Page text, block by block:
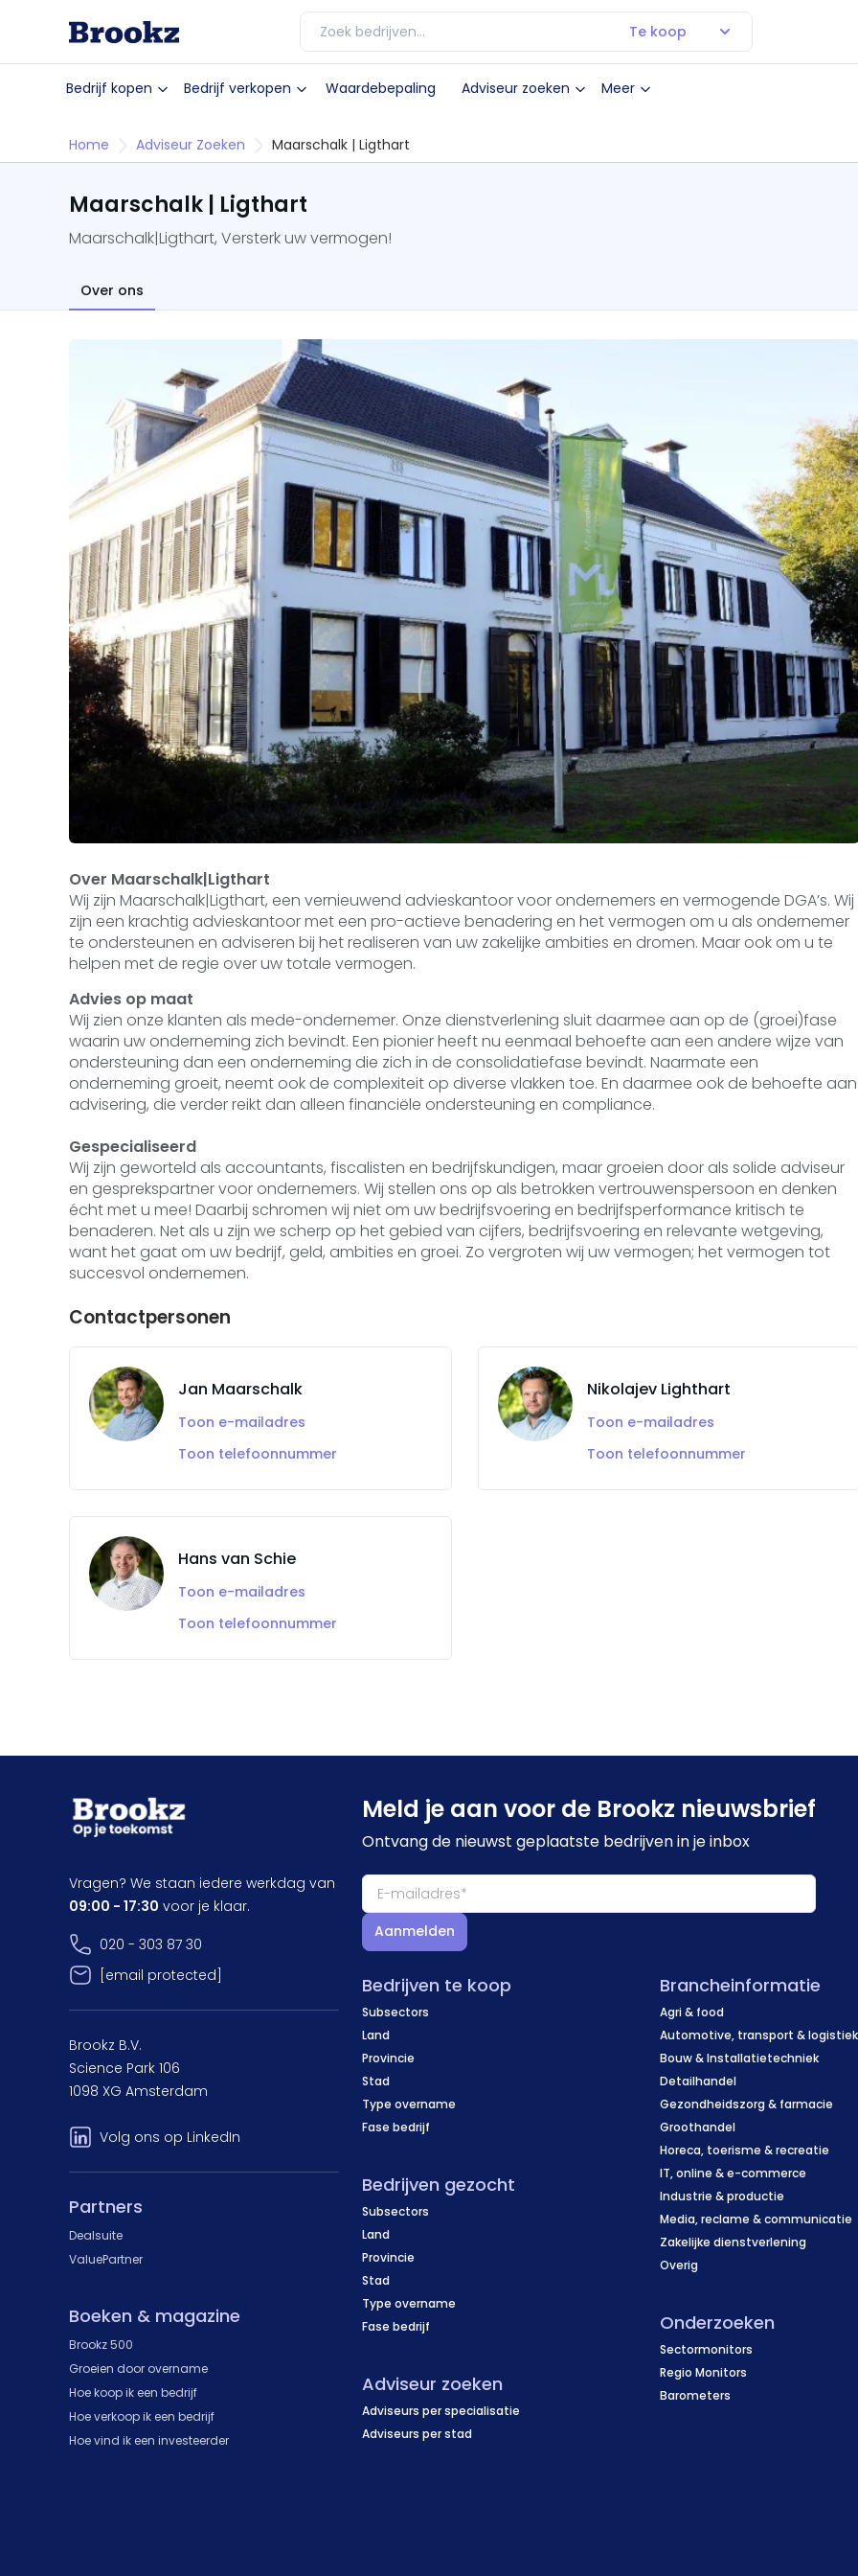
Te koop
Bedrijf kopen Bedrijf verkopen Waardebepaling Adviseur zoeken Meer
Home Adviseur Zoeken Maarschalk | Ligthart
Maarschalk | Ligthart
Maarschalk|Ligthart, Versterk uw vermogen!
Over ons
Over Maarschalk|Ligthart
Wij zijn Maarschalk|Ligthart, een vernieuwend advieskantoor voor ondernemers en vermogende DGA’s. Wij
zijn een krachtig advieskantoor met een pro-actieve benadering en het vermogen om u als ondernemer
te ondersteunen en adviseren bij het realiseren van uw zakelijke ambities en dromen. Maar ook om u te
helpen met de regie over uw totale vermogen.
Advies op maat
Wij zien onze klanten als mede-ondernemer. Onze dienstverlening sluit daarmee aan op de (groei)fase
waarin uw onderneming zich bevindt. Een pionier heeft nu eenmaal behoefte aan een andere wijze van
ondersteuning dan een onderneming die zich in de consolidatiefase bevindt. Naarmate een
onderneming groeit, neemt ook de complexiteit op diverse vlakken toe. En daarmee ook de behoefte aan
advisering, die verder reikt dan alleen financiële ondersteuning en compliance.
Gespecialiseerd
Wij zijn geworteld als accountants, fiscalisten en bedrijfskundigen, maar groeien door als solide adviseur
en gesprekspartner voor ondernemers. Wij stellen ons op als betrokken vertrouwenspersoon en denken
écht met u mee! Daarbij schromen wij niet om uw bedrijfsvoering en bedrijfsperformance kritisch te
benaderen. Net als u zijn we scherp op het gebied van cijfers, bedrijfsvoering en relevante wetgeving,
want het gaat om uw bedrijf, geld, ambities en groei. Zo vergroten wij uw vermogen; het vermogen tot
succesvol ondernemen.
Contactpersonen
Jan Maarschalk
Toon e-mailadres
Toon telefoonnummer
Nikolajev Lighthart
Toon e-mailadres
Toon telefoonnummer
Hans van Schie
Toon e-mailadres
Toon telefoonnummer
Meld je aan voor de Brookz nieuwsbrief
Ontvang de nieuwst geplaatste bedrijven in je inbox
Aanmelden
Bedrijven te koop
Subsectors
Land
Provincie
Stad
Type overname
Fase bedrijf
Bedrijven gezocht
Subsectors
Land
Provincie
Stad
Type overname
Fase bedrijf
Adviseur zoeken
Adviseurs per specialisatie
Adviseurs per stad
Brancheinformatie
Agri & food
Automotive, transport & logistiek
Bouw & Installatietechniek
Detailhandel
Gezondheidszorg & farmacie
Groothandel
Horeca, toerisme & recreatie
IT, online & e-commerce
Industrie & productie
Media, reclame & communicatie
Zakelijke dienstverlening
Overig
Onderzoeken
Sectormonitors
Regio Monitors
Barometers
Vragen? We staan iedere werkdag van
09:00 - 17:30 voor je klaar.
020 - 303 87 30
[email protected]
Brookz B.V.
Science Park 106
1098 XG Amsterdam
Volg ons op LinkedIn
Partners
Dealsuite
ValuePartner
Boeken & magazine
Brookz 500
Groeien door overname
Hoe koop ik een bedrijf
Hoe verkoop ik een bedrijf
Hoe vind ik een investeerder